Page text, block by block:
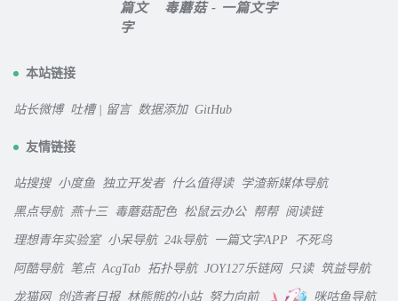
毒蘑菇 - 一篇文字
本站链接
站长微博 吐槽 | 留言 数据添加 GitHub
友情链接
站搜搜 小度鱼 独立开发者 什么值得读 学渣新媒体导航
黑点导航 燕十三 毒蘑菇配色 松鼠云办公 帮帮 阅读链
理想青年实验室 小呆导航 24k导航 一篇文字APP 不死鸟
阿酷导航 笔点 AcgTab 拓扑导航 JOY127乐链网 只读 筑益导航
龙猫网 创造者日报 林熊熊的小站 努力向前 咪咕鱼导航